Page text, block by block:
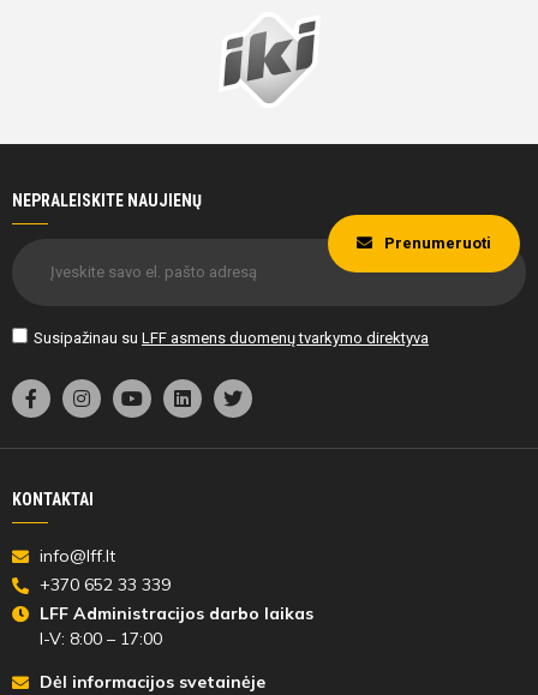
NEPRALEISKITE NAUJIENŲ
Susipažinau su LFF asmens duomenų tvarkymo direktyva
Prenumeruoti
KONTAKTAI
info@lff.lt
+370 652 33 339
LFF Administracijos darbo laikas
I-V: 8:00 – 17:00
Dėl informacijos svetainėje